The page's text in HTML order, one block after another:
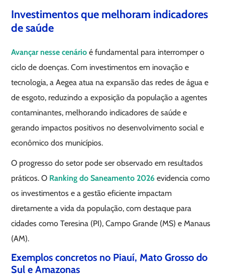
Investimentos que melhoram indicadores
de saúde
Avançar nesse cenário é fundamental para interromper o
ciclo de doenças. Com investimentos em inovação e
tecnologia, a Aegea atua na expansão das redes de água e
de esgoto, reduzindo a exposição da população a agentes
contaminantes, melhorando indicadores de saúde e
gerando impactos positivos no desenvolvimento social e
econômico dos municípios.
O progresso do setor pode ser observado em resultados
práticos. O Ranking do Saneamento 2026 evidencia como
os investimentos e a gestão eficiente impactam
diretamente a vida da população, com destaque para
cidades como Teresina (PI), Campo Grande (MS) e Manaus
(AM).
Exemplos concretos no Piauí, Mato Grosso do
Sul e Amazonas